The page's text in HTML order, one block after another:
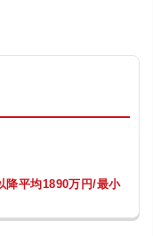
降平均1890万円/最小